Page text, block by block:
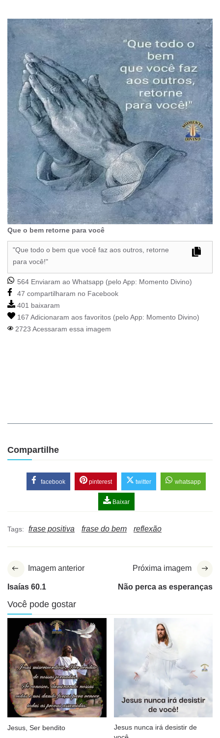
Que o bem retorne para você
"Que todo o bem que você faz aos outros, retorne
para você!"
564 Enviaram ao Whatsapp (pelo App: Momento Divino)
47 compartilharam no Facebook
401 baixaram
167 Adicionaram aos favoritos (pelo App: Momento Divino)
2723 Acessaram essa imagem
Compartilhe
facebook pinterest twitter whatsapp
Baixar
Tags: frase positiva frase do bem reflexão
Imagem anterior
Isaías 60.1
Próxima imagem
Não perca as esperanças
Você pode gostar
Jesus, Ser bendito
Jesus nunca irá desistir de